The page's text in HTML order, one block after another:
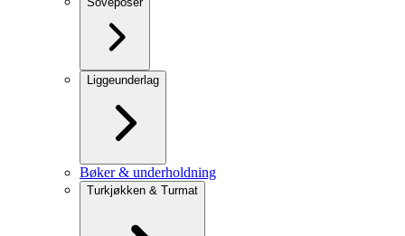
Liggeunderlag
Bøker & underholdning
Turkjøkken & Turmat